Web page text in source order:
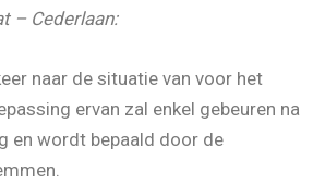
– Cederlaan:
naar de situatie van voor het
ervan zal enkel gebeuren na
en wordt bepaald door de